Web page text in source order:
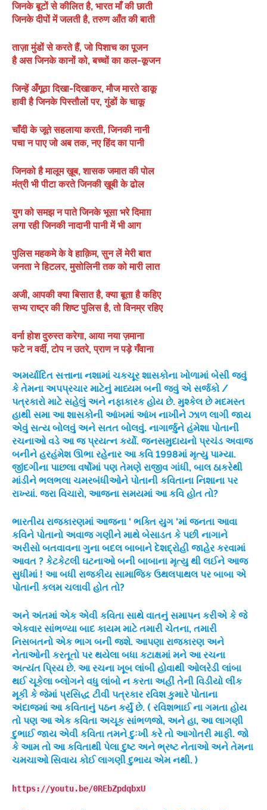
जिनके बूटों से कीलित है, भारत माँ की छाती
जिनके दीपों में जलती है, तरुण आँत की बाती
ताज़ा मुंडों से करते हैं, जो पिशाच का पूजन
है अस जिनके कानों को, बच्चों का कल-कूजन
जिन्हें अँगूठा दिखा-दिखाकर, मौज मारते डाकू
हावी है जिनके पिस्तौलों पर, गुंडों के चाकू
चाँदी के जूते सहलाया करती, जिनकी नानी
पचा न पाए जो अब तक, नए हिंद का पानी
जिनको है मालूम ख़ूब, शासक जमात की पोल
मंत्री भी पीटा करते जिनकी ख़ूबी के ढोल
युग को समझ न पाते जिनके भूसा भरे दिमाग़
लगा रही जिनकी नादानी पानी में भी आग
पुलिस महकमे के वे हाक़िम, सुन लें मेरी बात
जनता ने हिटलर, मुसोलिनी तक को मारी लात
अजी, आपकी क्या बिसात है, क्या बूता है कहिए
सभ्य राष्ट्र की शिष्ट पुलिस है, तो विनम्र रहिए
वर्ना होश दुरुस्त करेगा, आया नया ज़माना
फटे न वर्दी, टोप न उतरे, प्राण न पड़े गँवाना
અમર્યાદિત સત્તાના નશામાં ચકચૂર શાસકોના ખોળામાં બેસી જવું
કે તેમના અપપ્રચાર માટેનું માધ્યમ બની જવું એ સર્જકો /
પત્રકારો માટે સહેલું અને નફાકારક હોય છે. મુશ્કેલ છે મદમસ્ત
હાથી સમા આ શાસકોની આંખમાં આંખ નાખીને ઝાળ લાગી જાય
એવું સત્ય બોલવું અને સતત બોલવું. નાગાર્જુને હંમેશા પોતાની
રચનાઓ વડે આ જ પ્રયત્ન કર્યો. જનસમુદાયનો પ્રચંડ અવાજ
બનીને હરહંમેશ ઊભા રહેનાર આ કવિ 1998માં મૃત્યુ પામ્યા.
જીંદગીના પાછલા વર્ષોમાં પણ તેમણે રાજીવ ગાંધી, બાલ ઠાકરેથી
માંડીને ભલભલા ચમરબંધીઓને પોતાની કવિતાના નિશાના પર
રાખ્યાં. જરા વિચારો, આજના સમયમાં આ કવિ હોત તો?
ભારતીય રાજકારણમાં આજના ‘ ભક્તિ યુગ ‘માં જનતા આવા
કવિને પોતાનો અવાજ ગણીને માથે બેસાડત કે પછી નાગાને
અરીસો બતવાવના ગુના બદલ બાબાને દેશદ્રોહી જાહેર કરવામાં
આવત ? કેટકેટલી ઘટનાઓ બની બાબાના મૃત્યુ થી લઈને આજ
સુધીમાં ! આ બધી રાજકીય સામાજિક ઉથલપાથલ પર બાબા એ
પોતાની કલમ ચલાવી હોત તો?
અને અંતમાં એક એવી કવિતા સાથે વાતનું સમાપન કરીએ કે જે
એકવાર સાંભળ્યા બાદ કાયમ માટે તમારી ચેતના, તમારી
નિસબતનો એક ભાગ બની જશે. આપણા રાજકારણ અને
નેતાઓની કરતૂતો પર થયેલા બધા કટાક્ષમાં મને આ રચના
અત્યંત પ્રિય છે. આ રચના ખૂબ લાંબી હોવાથી ઓલરેડી લાંબા
થઈ ચૂકેલા બ્લોગને વધુ લાંબો ન કરતા અહીં તેની વિડીયો લીંક
મૂકી કે જેમાં પ્રસિદ્ધ ટીવી પત્રકાર રવિશ કુમારે પોતાના
અંદાજમાં આ કવિતાનું પઠન કર્યું છે. ( રવિશભાઈ ના ગમતા હોય
તો પણ આ એક કવિતા અચૂક સાંભળજો, અને હા, આ લાગણી
દુભાઈ જાય એવી કવિતા તમને દુઃખી કરે તો આગોતરી માફી. જો
કે આમ તો આ કવિતાથી પેલા દુષ્ટ અને ભ્રષ્ટ નેતાઓ અને તેમના
ચમચાઓ સિવાય કોઈ લાગણી દુભાય એમ નથી. )
https://youtu.be/0REbZpdqbxU